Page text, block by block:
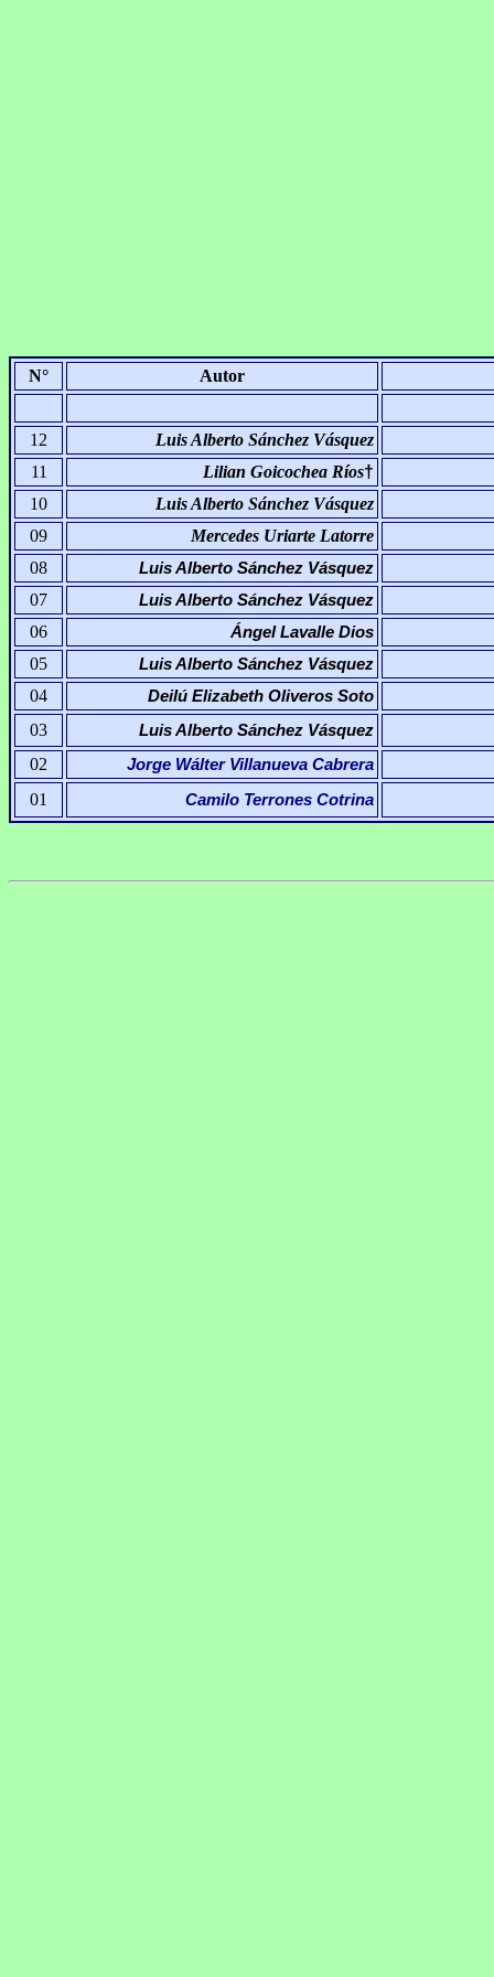
N° Autor
12 Luis Alberto Sánchez Vásquez
11
Lilian Goicochea Ríos†
10
Luis Alberto Sánchez Vásquez
09
Mercedes Uriarte Latorre
08
Luis Alberto Sánchez Vásquez
07 Luis Alberto Sánchez Vásquez
06
Ángel Lavalle Dios
05 Luis Alberto Sánchez Vásquez
04 Deilú Elizabeth Oliveros Soto
03 Luis Alberto Sánchez Vásquez
02 Jorge Wálter Villanueva Cabrera
01 Camilo Terrones Cotrina